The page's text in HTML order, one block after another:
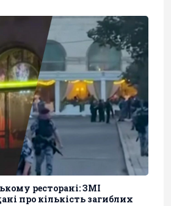
ресторані: ЗМІ
про кількість загиблих